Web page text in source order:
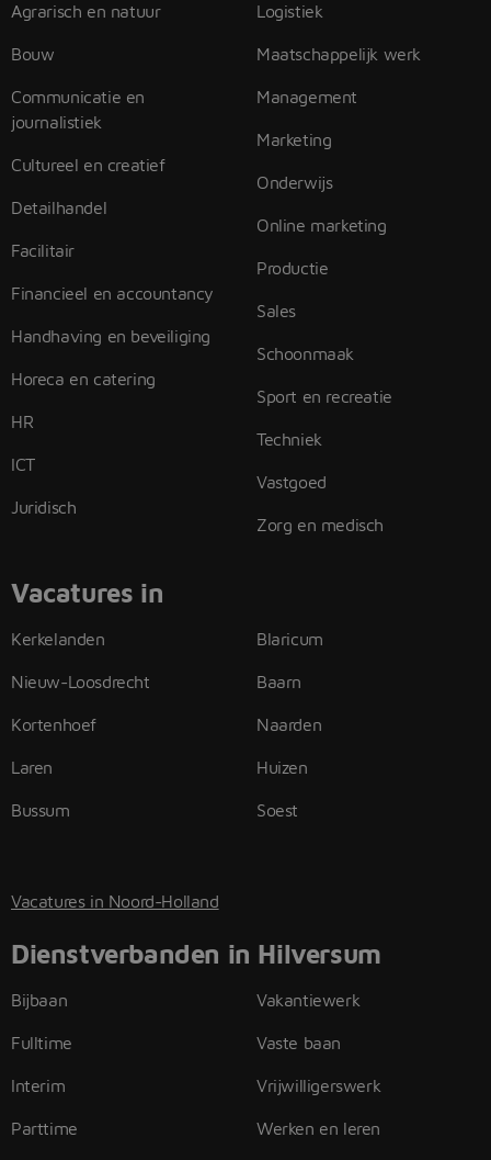
Agrarisch en natuur
Bouw
Communicatie en
journalistiek
Cultureel en creatief
Detailhandel
Facilitair
Financieel en accountancy
Handhaving en beveiliging
Horeca en catering
HR
ICT
Juridisch
Logistiek
Maatschappelijk werk
Management
Marketing
Onderwijs
Online marketing
Productie
Sales
Schoonmaak
Sport en recreatie
Techniek
Vastgoed
Zorg en medisch
Vacatures in
Kerkelanden
Nieuw-Loosdrecht
Kortenhoef
Laren
Bussum
Blaricum
Baarn
Naarden
Huizen
Soest
Vacatures in Noord-Holland
Dienstverbanden in Hilversum
Bijbaan
Fulltime
Interim
Parttime
Vakantiewerk
Vaste baan
Vrijwilligerswerk
Werken en leren